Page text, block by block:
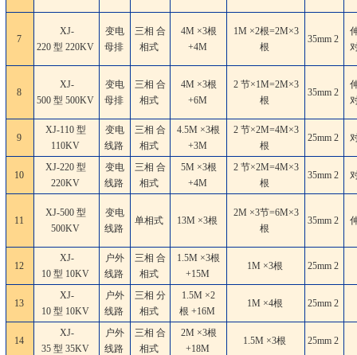
7
XJ-
220 型 220KV
变电
母排
三相 合
相式
4M ×3根
+4M
1M ×2根=2M×3
根
35mm 2
8
XJ-
500 型 500KV
变电
母排
三相 合
相式
4M ×3根
+6M
2 节×1M=2M×3
根
35mm 2
9
XJ-110 型
110KV
变电
线路
三相 合
相式
4.5M ×3根
+3M
2 节×2M=4M×3
根
25mm 2
10
XJ-220 型
220KV
变电
线路
三相 合
相式
5M ×3根
+4M
2 节×2M=4M×3
根
35mm 2
11
XJ-500 型
500KV
变电
线路
单相式 13M ×3根
2M ×3节=6M×3
根
35mm 2
12
XJ-
10 型 10KV
户外
线路
三相 合
相式
1.5M ×3根
+15M
1M ×3根 25mm 2
13
XJ-
10 型 10KV
户外
线路
三相 分
相式
1.5M ×2
根 +16M
1M ×4根 25mm 2
14
XJ-
35 型 35KV
户外
线路
三相 合
相式
2M ×3根
+18M
1.5M ×3根 25mm 2